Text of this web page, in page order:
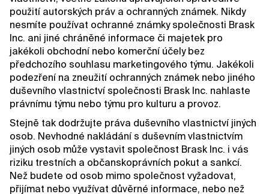
použití autorských práv a ochranných známek. Nikdy
nesmíte používat ochranné známky společnosti Brask
Inc. ani jiné chráněné informace či majetek pro
jakékoli obchodní nebo komerční účely bez
předchozího souhlasu marketingového týmu. Jakékoli
podezření na zneužití ochranných známek nebo jiného
duševního vlastnictví společnosti Brask Inc. nahlaste
právnímu týmu nebo týmu pro kulturu a provoz.
Stejně tak dodržujte práva duševního vlastnictví jiných
osob. Nevhodné nakládání s duševním vlastnictvím
jiných osob může vystavit společnost Brask Inc. i vás
riziku trestních a občanskoprávních pokut a sankcí.
Než budete od osob mimo společnost vyžadovat,
přijímat nebo využívat důvěrné informace, nebo než